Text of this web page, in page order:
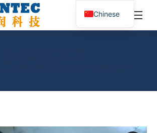
Chinese